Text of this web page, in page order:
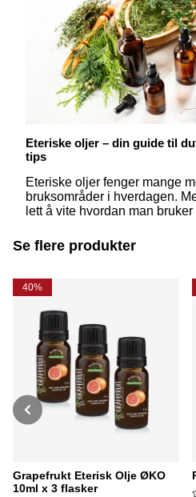
Eteriske oljer – din guide til
tips
Eteriske oljer fenger mange
bruksområder i hverdagen.
lett å vite hvordan man
de vanligste spørsmålene –
forklart.
Se flere produkter
40%
Grapefrukt Eterisk Olje ØKO
10ml x 3 flasker